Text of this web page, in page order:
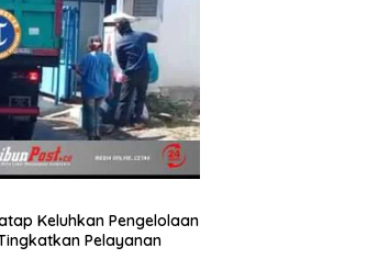
Keluhkan Pengelolaan
Pelayanan